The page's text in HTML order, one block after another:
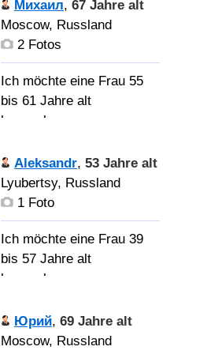
переписка - не
интересует. P. S.: Кстати,
ценю: доброту,
отзывчивость, верность,
понимание.
хотел познакомиться с
девушкой или женщиной
общения, дружбы,
времяпровождения,
серьёзных отношений,
хочется найти или
встретить свою судьбу,
познакомится с
женщиной из своего
отношений.
для серьёзных
отношений
Михаил, 67 Jahre alt
Moscow, Russland
2 Fotos
Ich möchte eine Frau 55
bis 61 Jahre alt
kennenlernen
Я
уравновешенный и
спокойный человек.
лишних конфликтов.
Алкоголь употребляю
крайне редко, по случаю.
с доброй женщиной
организует мою жизнь,
Aleksandr, 53 Jahre alt
Lyubertsy, Russland
1 Foto
Ich möchte eine Frau 39
bis 57 Jahre alt
kennenlernen
Свободно
владею немецким
Юрий, 69 Jahre alt
Moscow, Russland